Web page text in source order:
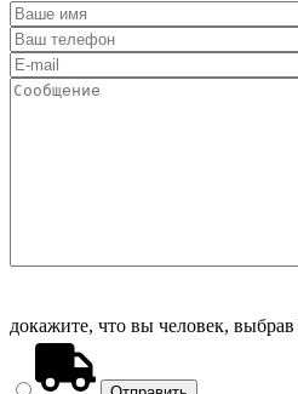
докажите, что вы человек, выбрав